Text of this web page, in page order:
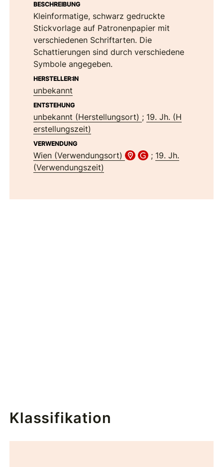
BESCHREIBUNG
Kleinformatige, schwarz gedruckte
Stickvorlage auf Patronenpapier mit
verschiedenen Schriftarten. Die
Schattierungen sind durch verschiedene
Symbole angegeben.
HERSTELLER:IN
unbekannt
ENTSTEHUNG
unbekannt (Herstellungsort) ; 19. Jh. (H
erstellungszeit)
VERWENDUNG
Wien (Verwendungsort) ; 19. Jh.
(Verwendungszeit)
Klassifikation